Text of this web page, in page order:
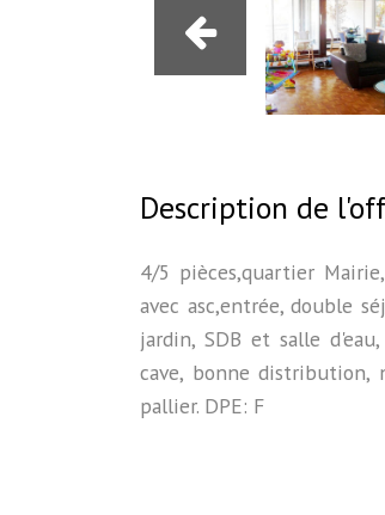
Description de
4/5 pièces,quartier
avec asc,entrée, double
jardin, SDB et salle
cave, bonne distribution,
pallier. DPE: F